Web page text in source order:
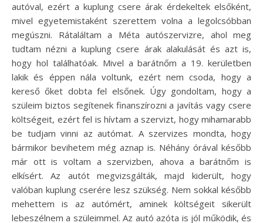
autóval, ezért a kuplung csere árak érdekeltek elsőként,
mivel egyetemistaként szerettem volna a legolcsóbban
megúszni. Rátaláltam a Méta autószervizre, ahol meg
tudtam nézni a kuplung csere árak alakulását és azt is,
hogy hol találhatóak. Mivel a barátnőm a 19. kerületben
lakik és éppen nála voltunk, ezért nem csoda, hogy a
kereső őket dobta fel elsőnek. Úgy gondoltam, hogy a
szüleim biztos segítenek finanszírozni a javítás vagy csere
költségeit, ezért fel is hívtam a szervizt, hogy mihamarabb
be tudjam vinni az autómat. A szervizes mondta, hogy
bármikor bevihetem még aznap is. Néhány órával később
már ott is voltam a szervizben, ahova a barátnőm is
elkísért. Az autót megvizsgálták, majd kiderült, hogy
valóban kuplung cserére lesz szükség. Nem sokkal később
mehettem is az autómért, aminek költségeit sikerült
lebeszélnem a szüleimmel. Az autó azóta is jól működik, és